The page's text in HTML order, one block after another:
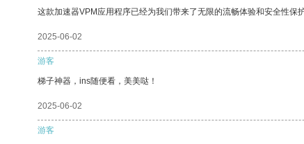
这款加速器VPM应用程序已经为我们带来了无限的流畅体验和安全性保护
2025-06-02
游客
梯子神器，ins随便看，美美哒！
2025-06-02
游客